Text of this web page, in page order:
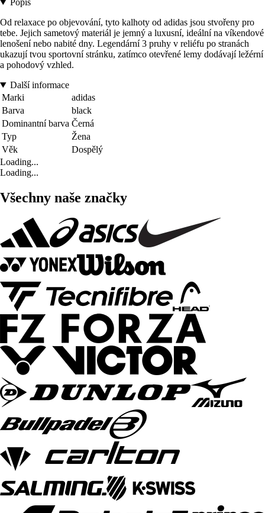
Popis
Od relaxace po objevování, tyto kalhoty od adidas jsou stvořeny pro
tebe. Jejich sametový materiál je jemný a luxusní, ideální na víkendové
lenošení nebo nabité dny. Legendární 3 pruhy v reliéfu po stranách
ukazují tvou sportovní stránku, zatímco otevřené lemy dodávají ležérní
a pohodový vzhled.
Další informace
Marki
adidas
Barva
black
Dominantní barva Černá
Typ
Žena
Věk
Dospělý
Loading...
Loading...
Všechny naše značky